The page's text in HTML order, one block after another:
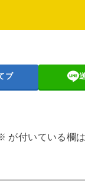
ブ
が付いている欄